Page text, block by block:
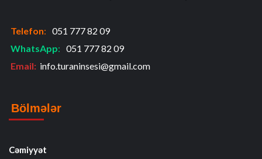
Telefon: 051 777 82 09
WhatsApp: 051 777 82 09
Email: info.turaninsesi@gmail.com
Bölmələr
Cəmiyyət